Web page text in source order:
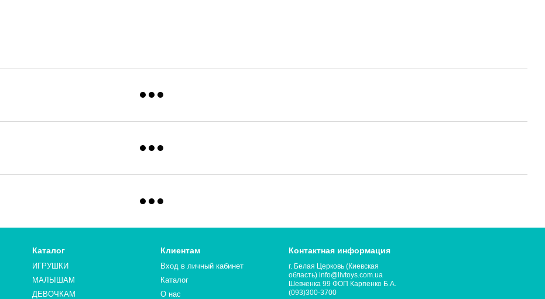
Каталог
ИГРУШКИ
МАЛЫШАМ
ДЕВОЧКАМ
Клиентам
Вход в личный кабинет
Каталог
О нас
Контактная информация
г. Белая Церковь (Киевская
область) info@livtoys.com.ua
Шевченка 99 ФОП Карпенко Б.А.
(093)300-3700